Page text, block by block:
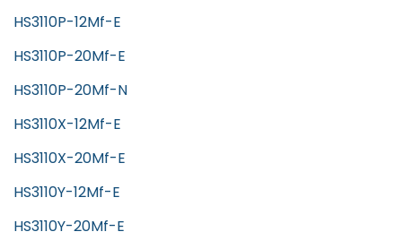
HS3110P-12Mf-E
HS3110P-20Mf-E
HS3110P-20Mf-N
HS3110X-12Mf-E
HS3110X-20Mf-E
HS3110Y-12Mf-E
HS3110Y-20Mf-E